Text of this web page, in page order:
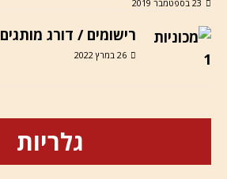
23 בספטמבר 2019
רישומים / דורג מותגים 26/03/2022
26 במרץ 2022
גלריות